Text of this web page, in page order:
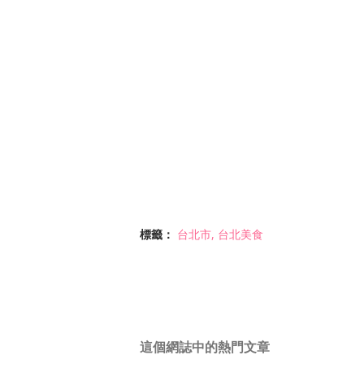
標籤： 台北市 台北美食
這個網誌中的熱門文章